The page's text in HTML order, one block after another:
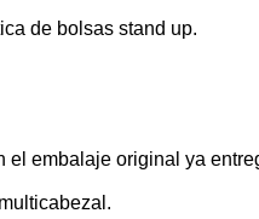
escala, asegurando alta eficiencia
envasadoras de bolsas stand-
de bolsas stand up.
el embalaje original ya